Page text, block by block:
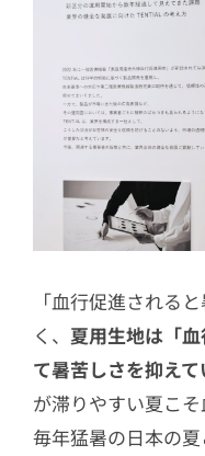
「血行促進される
く、 夏用生地は「
て暑苦しさを抑えて
が滞りやすい夏こそ
毎年猛暑の日本の